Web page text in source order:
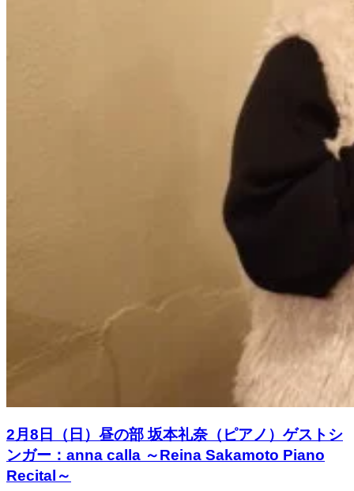
2月8日（日）昼の部 坂本礼奈（ピアノ）ゲストシ
ンガー：anna calla ～Reina Sakamoto Piano
Recital～